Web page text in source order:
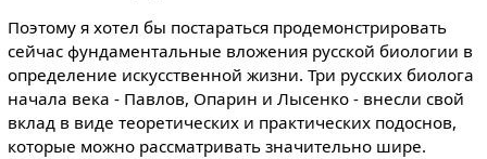
Поэтому я хотел бы постараться продемонстрировать
сейчас фундаментальные вложения русской биологии в
определение искусственной жизни. Три русских биолога
начала века - Павлов, Опарин и Лысенко - внесли свой
вклад в виде теоретических и практических подоснов,
которые можно рассматривать значительно шире.